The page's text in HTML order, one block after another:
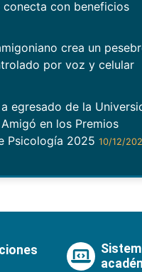
conecta con beneficios
crea un
por voz y celular
egresado de la
en los Premios
Psicología 2025 10/12/